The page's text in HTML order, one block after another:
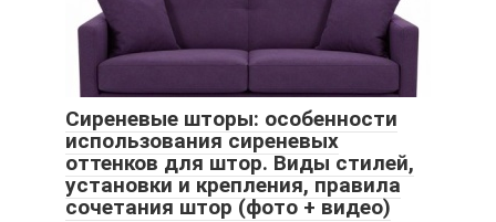
Сиреневые шторы: особенности
использования сиреневых
оттенков для штор. Виды стилей,
установки и крепления, правила
сочетания штор (фото + видео)